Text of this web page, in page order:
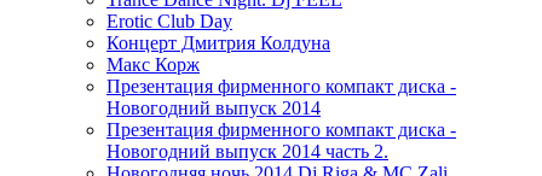
Erotic Club Day
Концерт Дмитрия Колдуна
Макс Корж
Презентация фирменного компакт диска -
Новогодний выпуск 2014
Презентация фирменного компакт диска -
Новогодний выпуск 2014 часть 2.